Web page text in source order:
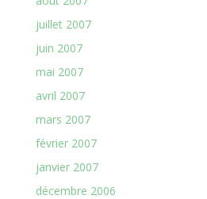
juillet 2007
juin 2007
mai 2007
avril 2007
mars 2007
février 2007
janvier 2007
décembre 2006